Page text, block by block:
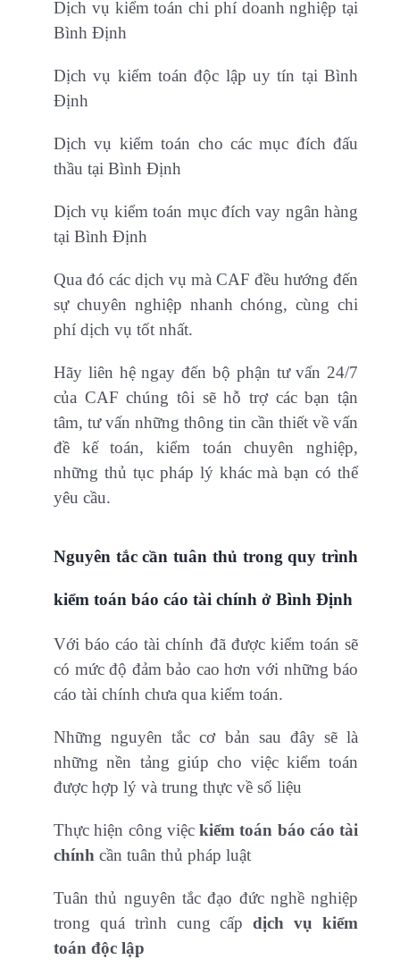
Dịch vụ kiểm toán chi phí doanh nghiệp tại
Bình Định
Dịch vụ kiểm toán độc lập uy tín tại Bình
Định
Dịch vụ kiểm toán cho các mục đích đấu
thầu tại Bình Định
Dịch vụ kiểm toán mục đích vay ngân hàng
tại Bình Định
Qua đó các dịch vụ mà CAF đều hướng đến
sự chuyên nghiệp nhanh chóng, cùng chi
phí dịch vụ tốt nhất.
Hãy liên hệ ngay đến bộ phận tư vấn 24/7
của CAF chúng tôi sẽ hỗ trợ các bạn tận
tâm, tư vấn những thông tin cần thiết về vấn
đề kế toán, kiểm toán chuyên nghiệp,
những thủ tục pháp lý khác mà bạn có thể
yêu cầu.
Nguyên tắc cần tuân thủ trong quy trình
kiểm toán báo cáo tài chính ở Bình Định
Với báo cáo tài chính đã được kiểm toán sẽ
có mức độ đảm bảo cao hơn với những báo
cáo tài chính chưa qua kiểm toán.
Những nguyên tắc cơ bản sau đây sẽ là
những nền tảng giúp cho việc kiểm toán
được hợp lý và trung thực về số liệu
Thực hiện công việckiểm toán báo cáo tài
chính cần tuân thủ pháp luật
Tuân thủ nguyên tắc đạo đức nghề nghiệp
trong quá trình cung cấpdịch vụ kiểm
toán độc lập